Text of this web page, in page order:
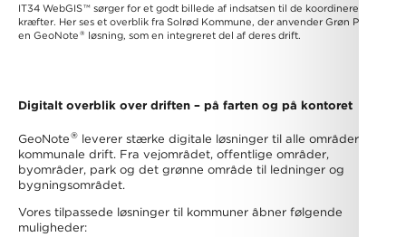
IT34 WebGIS™ sørger for et godt billede af indsatsen til de koordinerende
kræfter. Her ses et overblik fra Solrød Kommune, der anvender Grøn Pleje –
en GeoNote® løsning, som en integreret del af deres drift.
Digitalt overblik over driften – på farten og på kontoret
GeoNote®leverer stærke digitale løsninger til alle områder i de
kommunale drift. Fra vejområdet, offentlige områder,
byområder, park og det grønne område til ledninger og
bygningsområdet.
Vores tilpassede løsninger til kommuner åbner følgende
muligheder: